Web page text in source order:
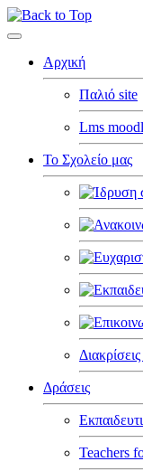
Αρχική
Παλιό site
Lms
Το Σχολείο μας
Δράσεις
Teachers